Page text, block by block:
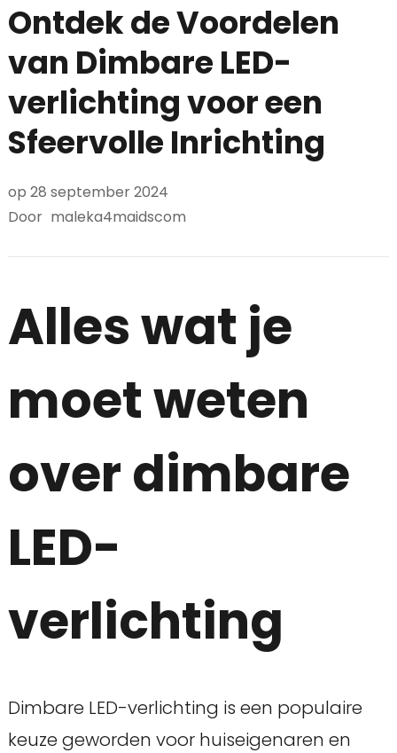
Ontdek de Voordelen
van Dimbare LED-
verlichting voor een
Sfeervolle Inrichting
op 28 september 2024
Door maleka4maidscom
Alles wat je
moet weten
over dimbare
LED-
verlichting
Dimbare LED-verlichting is een populaire
keuze geworden voor huiseigenaren en